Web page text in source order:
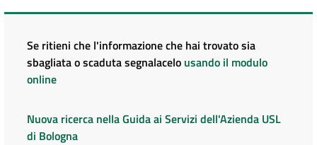
Se ritieni che l'informazione che hai trovato sia
sbagliata o scaduta segnalacelo usando il modulo
online
Nuova ricerca nella Guida ai Servizi dell'Azienda USL
di Bologna